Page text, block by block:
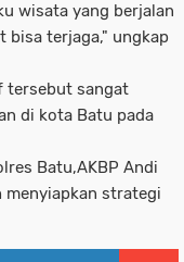
wisata yang berjalan
bisa terjaga," ungkap
tersebut sangat
di kota Batu pada
Batu,AKBP Andi
menyiapkan strategi